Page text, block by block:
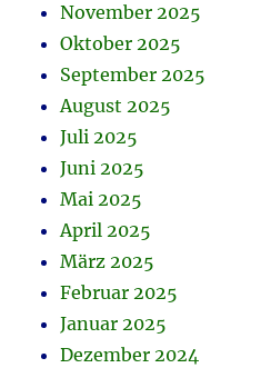
November 2025
Oktober 2025
September 2025
August 2025
Juli 2025
Juni 2025
Mai 2025
April 2025
März 2025
Februar 2025
Januar 2025
Dezember 2024